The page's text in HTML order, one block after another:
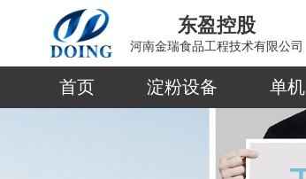
东盈控股
河南金瑞食品工程技术有限公司
首页 淀粉设备 单机